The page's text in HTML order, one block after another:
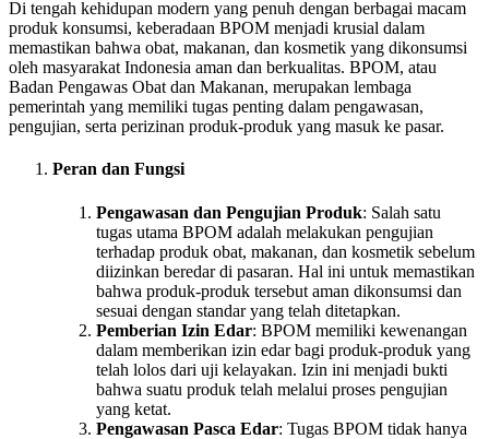
Di tengah kehidupan modern yang penuh dengan berbagai macam
produk konsumsi, keberadaan BPOM menjadi krusial dalam
memastikan bahwa obat, makanan, dan kosmetik yang dikonsumsi
oleh masyarakat Indonesia aman dan berkualitas. BPOM, atau
Badan Pengawas Obat dan Makanan, merupakan lembaga
pemerintah yang memiliki tugas penting dalam pengawasan,
pengujian, serta perizinan produk-produk yang masuk ke pasar.
Peran dan Fungsi
Pengawasan dan Pengujian Produk: Salah satu
tugas utama BPOM adalah melakukan pengujian
terhadap produk obat, makanan, dan kosmetik sebelum
diizinkan beredar di pasaran. Hal ini untuk memastikan
bahwa produk-produk tersebut aman dikonsumsi dan
sesuai dengan standar yang telah ditetapkan.
Pemberian Izin Edar: BPOM memiliki kewenangan
dalam memberikan izin edar bagi produk-produk yang
telah lolos dari uji kelayakan. Izin ini menjadi bukti
bahwa suatu produk telah melalui proses pengujian
yang ketat.
Pengawasan Pasca Edar: Tugas BPOM tidak hanya